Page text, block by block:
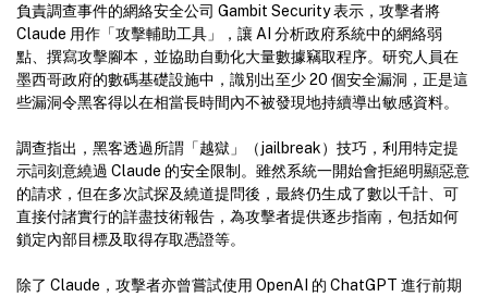
負責調查事件的網絡安全公司 Gambit Security 表示，攻擊者將
Claude 用作「攻擊輔助工具」，讓 AI 分析政府系統中的網絡弱
點、撰寫攻擊腳本，並協助自動化大量數據竊取程序。研究人員在
墨西哥政府的數碼基礎設施中，識別出至少 20 個安全漏洞，正是這
些漏洞令黑客得以在相當長時間內不被發現地持續導出敏感資料。
調查指出，黑客透過所謂「越獄」（jailbreak）技巧，利用特定提
示詞刻意繞過 Claude 的安全限制。雖然系統一開始會拒絕明顯惡意
的請求，但在多次試探及繞道提問後，最終仍生成了數以千計、可
直接付諸實行的詳盡技術報告，為攻擊者提供逐步指南，包括如何
鎖定內部目標及取得存取憑證等。
除了 Claude，攻擊者亦曾嘗試使用 OpenAI 的 ChatGPT 進行前期